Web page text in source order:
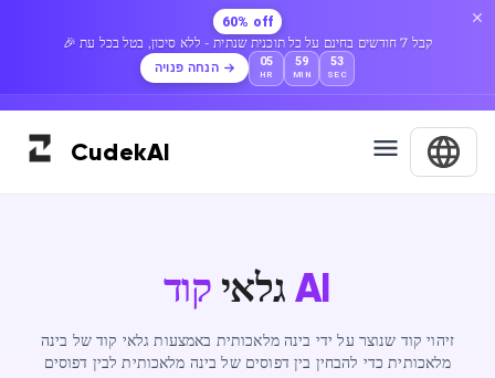
60% off
🎉 קבל 7 חודשים בחינם על כל תוכנית שנתית - ללא סיכון, בטל בכל עת
הנחה פנויה 05
HR
59
MIN
52
SEC
CudekAI
גלאי קוד AI
זיהוי קוד שנוצר על ידי בינה מלאכותית באמצעות גלאי קוד של בינה
מלאכותית כדי להבחין בין דפוסים של בינה מלאכותית לבין דפוסים